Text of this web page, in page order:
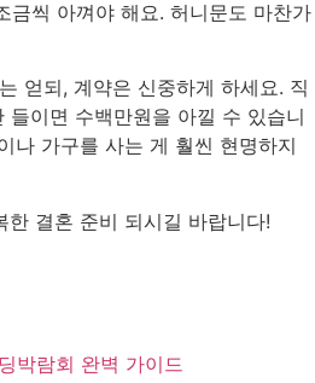
금씩 아껴야 해요. 허니문도 마찬가
얻되, 계약은 신중하게 하세요. 직
들이면 수백만원을 아낄 수 있습니
나 가구를 사는 게 훨씬 현명하지
한 결혼 준비 되시길 바랍니다!